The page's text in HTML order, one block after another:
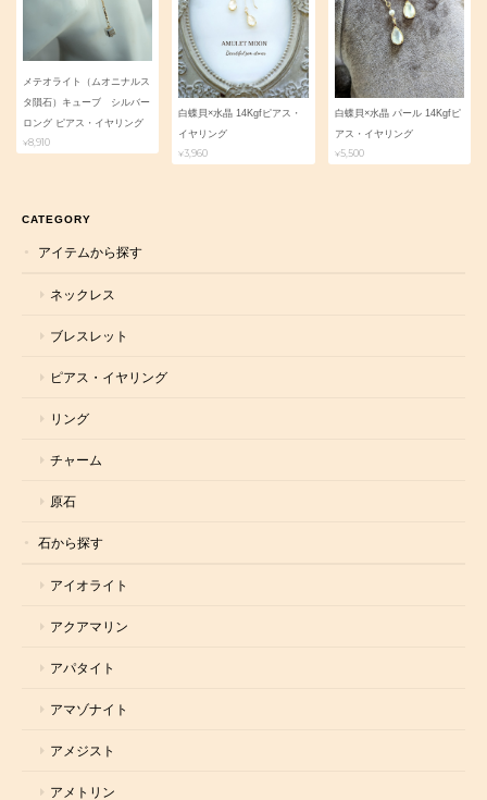
メテオライト（ムオニナルス
タ隕石）キューブ シルバー
ロング ピアス・イヤリング
¥8,910
白蝶貝×水晶 14Kgfピアス・
イヤリング
¥3,960
白蝶貝×水晶 パール 14Kgfピ
アス・イヤリング
¥5,500
CATEGORY
アイテムから探す
ネックレス
ブレスレット
ピアス・イヤリング
リング
チャーム
原石
石から探す
アイオライト
アクアマリン
アパタイト
アマゾナイト
アメジスト
アメトリン